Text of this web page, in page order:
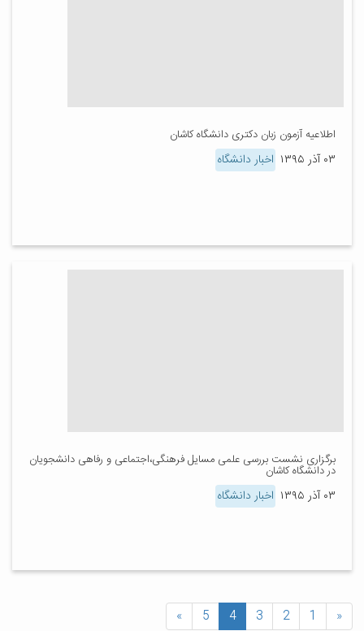
اطلاعیه آزمون زبان دکتری دانشگاه کاشان
۰۳ آذر ۱۳۹۵ اخبار دانشگاه
برگزاری نشست بررسی علمی مسایل فرهنگی،اجتماعی و رفاهی دانشجویان
در دانشگاه کاشان
۰۳ آذر ۱۳۹۵ اخبار دانشگاه
«
1
2
3
4
5
»